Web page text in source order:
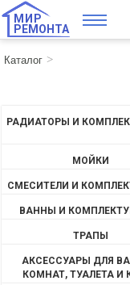
МИР
РЕМОНТА
Каталог
РАДИАТОРЫ И
МОЙКИ
СМЕСИТЕЛИ И
ВАННЫ И
ТРАПЫ
АКСЕССУАРЫ ДЛЯ
КОМНАТ, ТУАЛЕТА И